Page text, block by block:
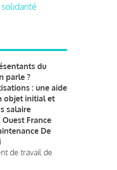
du
parle ?
: une aide
objet initial et
salaire
Ouest France
De
de travail de